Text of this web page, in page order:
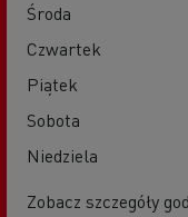
Środa
Czwartek
Piątek
Sobota
Niedziela
Zobacz szczegóły